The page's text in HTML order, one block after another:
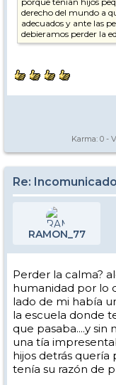
derecho del mundo a
adecuados y ante las
debieramos perder la
Karma: 0 -
Re:
RAMON_77
Perder la calma?
humanidad por lo
lado de mi había
la escuela donde
que pasaba....y sin
una tía
hijos detrás
tenía su razón de